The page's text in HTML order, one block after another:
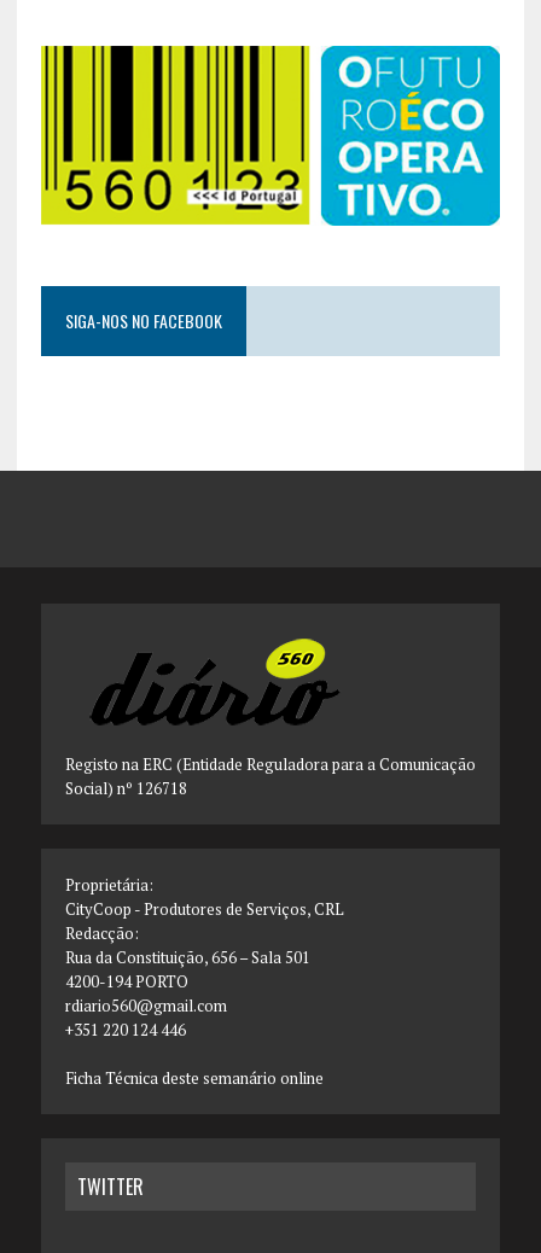
SIGA-NOS NO FACEBOOK
Registo na ERC (Entidade Reguladora para a Comunicação
Social) nº 126718
Proprietária:
CityCoop - Produtores de Serviços, CRL
Redacção:
Rua da Constituição, 656 – Sala 501
4200-194 PORTO
rdiario560@gmail.com
+351 220 124 446
Ficha Técnica deste semanário online
TWITTER